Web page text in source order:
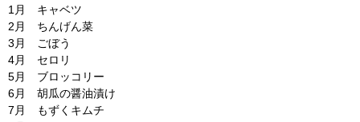
1月 キャベツ
2月 ちんげん菜
3月 ごぼう
4月 セロリ
5月 ブロッコリー
6月 胡瓜の醤油漬け
7月 もずくキムチ